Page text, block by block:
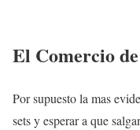
El Comercio
Por supuesto la mas
sets y esperar a que